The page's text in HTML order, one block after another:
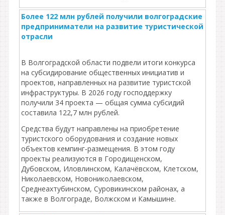
Более 122 млн рублей получили волгоградские
предприниматели на развитие туристической
отрасли
В Волгоградской области подвели итоги конкурса
на субсидирование общественных инициатив и
проектов, направленных на развитие туристской
инфраструктуры. В 2026 году господдержку
получили 34 проекта — общая сумма субсидий
составила 122,7 млн рублей.
Средства будут направлены на приобретение
туристского оборудования и создание новых
объектов кемпинг‑размещения. В этом году
проекты реализуются в Городищенском,
Дубовском, Иловлинском, Калачёвском, Клетском,
Николаевском, Новониколаевском,
Среднеахтубинском, Суровикинском районах, а
также в Волгограде, Волжском и Камышине.